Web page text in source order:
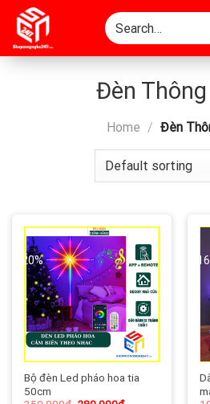
Skip
content
Search
for:
Đèn
Home / Đèn
-20%
Bộ đèn Led pháo hoa tia
50cm
-